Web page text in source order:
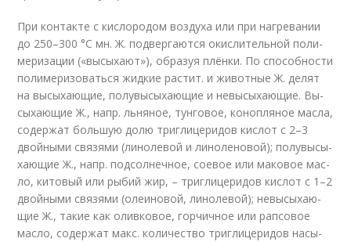
При кон­так­те с ки­сло­ро­дом воз­ду­ха или при на­гре­ва­нии
до 250–300 °C мн. Ж. под­вер­га­ют­ся окис­ли­тель­ной по­ли­
ме­ри­за­ции («вы­сы­ха­ют»), об­ра­зуя плён­ки. По спо­соб­но­сти
по­ли­ме­ри­зо­вать­ся жид­кие рас­тит. и жи­вот­ные Ж. де­лят
на вы­сы­хаю­щие, по­лу­вы­сы­хаю­щие и не­вы­сы­хаю­щие. Вы­
сы­хаю­щие Ж., напр. льня­ное, тун­го­вое, ко­но­п­ля­ное мас­ла,
со­дер­жат боль­шую до­лю триг­ли­це­ри­дов ки­слот с 2–3
двой­ны­ми свя­зя­ми (ли­но­ле­вой и ли­но­ле­но­вой); по­лу­вы­сы­
хаю­щие Ж., напр. под­сол­неч­ное, со­евое или ма­ко­вое мас­
ло, ки­то­вый или ры­бий жир, – триг­ли­це­ри­дов ки­слот с 1–2
двой­ны­ми свя­зя­ми (олеи­но­вой, ли­но­ле­вой); не­вы­сы­хаю­
щие Ж., та­кие как олив­ко­вое, гор­чич­ное или рап­со­вое
мас­ло, со­дер­жат макс. ко­ли­че­ст­во триг­ли­це­ри­дов на­сы­